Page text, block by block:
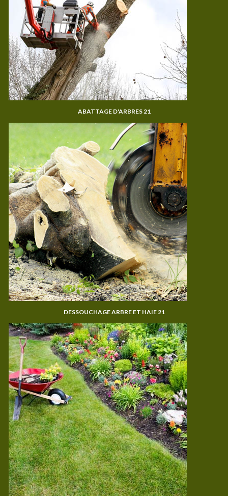
ABATTAGE D'ARBRES 21
DESSOUCHAGE ARBRE ET HAIE 21